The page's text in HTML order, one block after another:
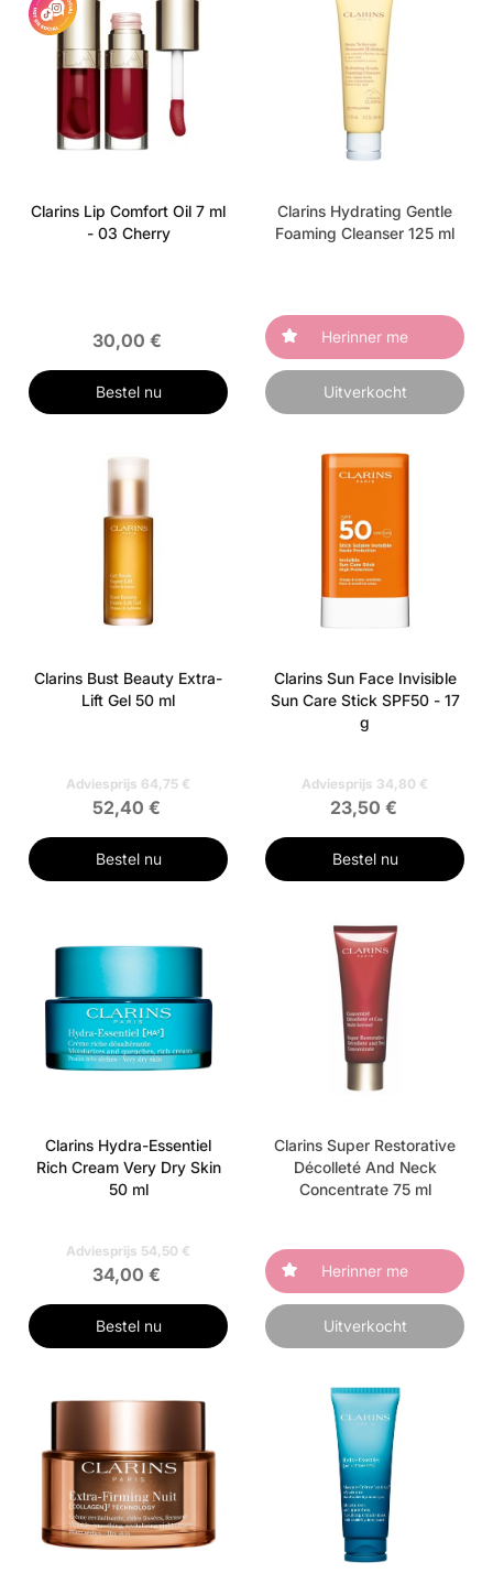
Clarins Lip Comfort Oil 7 ml
- 03 Cherry
30,00 €
Bestel nu
Clarins Hydrating Gentle
Foaming Cleanser 125 ml
Herinner me
Uitverkocht
Clarins Bust Beauty Extra-
Lift Gel 50 ml
Adviesprijs 64,75 €
52,40 €
Bestel nu
Clarins Sun Face Invisible
Sun Care Stick SPF50 - 17
g
Adviesprijs 34,80 €
23,50 €
Bestel nu
Clarins Hydra-Essentiel
Rich Cream Very Dry Skin
50 ml
Adviesprijs 54,50 €
34,00 €
Bestel nu
Clarins Super Restorative
Décolleté And Neck
Concentrate 75 ml
Herinner me
Uitverkocht